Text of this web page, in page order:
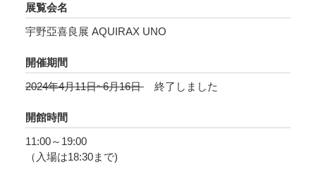
本展は、宇野の初期から最新作までの全仕事を
代の企業広告をはじめ、1960年代のアングラ演
劇ポスターや絵本や児童書、近年の俳句と少女
をテーマとした絵画など、多彩で貴重な原画や
資料等を紹介します。
「魅惑のサウスポー」から生み出される、時代
展覧会名
宇野亞喜良展 AQUIRAX UNO
開催期間
2024年4月11日~6月16日
終了しました
開館時間
11:00～19:00
（入場は18:30まで)